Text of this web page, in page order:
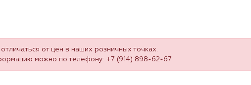
от цен в наших розничных точках.
можно по телефону: +7 (914) 898-62-67